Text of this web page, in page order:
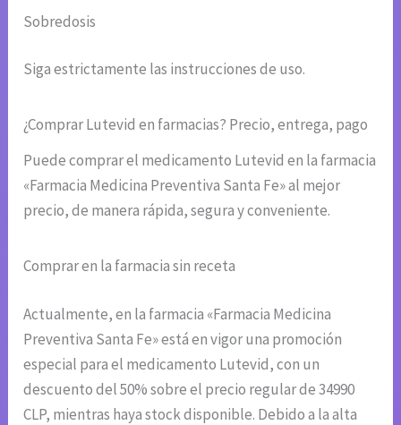
Sobredosis
Siga estrictamente las instrucciones de uso.
¿Comprar Lutevid en farmacias? Precio, entrega, pago
Puede comprar el medicamento Lutevid en la farmacia
«Farmacia Medicina Preventiva Santa Fe» al mejor
precio, de manera rápida, segura y conveniente.
Comprar en la farmacia sin receta
Actualmente, en la farmacia «Farmacia Medicina
Preventiva Santa Fe» está en vigor una promoción
especial para el medicamento Lutevid, con un
descuento del 50% sobre el precio regular de 34990
CLP, mientras haya stock disponible. Debido a la alta